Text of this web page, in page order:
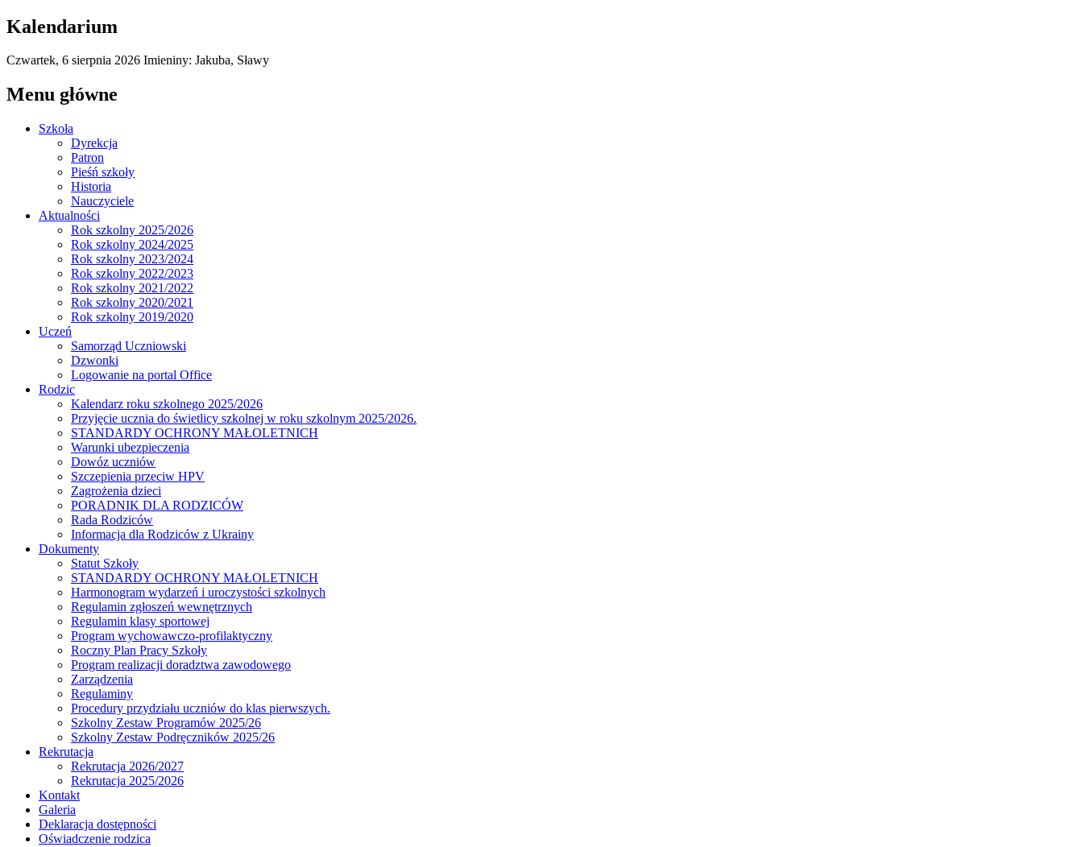
Kalendarium
Czwartek, 6 sierpnia 2026 Imieniny: Jakuba, Sławy
Menu główne
Szkoła
Dyrekcja
Patron
Pieśń szkoły
Historia
Nauczyciele
Aktualności
Rok szkolny 2025/2026
Rok szkolny 2024/2025
Rok szkolny 2023/2024
Rok szkolny 2022/2023
Rok szkolny 2021/2022
Rok szkolny 2020/2021
Rok szkolny 2019/2020
Uczeń
Samorząd Uczniowski
Dzwonki
Logowanie na portal Office
Rodzic
Kalendarz roku szkolnego 2025/2026
Przyjęcie ucznia do świetlicy szkolnej w roku szkolnym 2025/2026.
STANDARDY OCHRONY MAŁOLETNICH
Warunki ubezpieczenia
Dowóz uczniów
Szczepienia przeciw HPV
Zagrożenia dzieci
PORADNIK DLA RODZICÓW
Rada Rodziców
Іnformacja dla Rodziców z Ukrainy
Dokumenty
Statut Szkoły
STANDARDY OCHRONY MAŁOLETNICH
Harmonogram wydarzeń i uroczystości szkolnych
Regulamin zgłoszeń wewnętrznych
Regulamin klasy sportowej
Program wychowawczo-profilaktyczny
Roczny Plan Pracy Szkoły
Program realizacji doradztwa zawodowego
Zarządzenia
Regulaminy
Procedury przydziału uczniów do klas pierwszych.
Szkolny Zestaw Programów 2025/26
Szkolny Zestaw Podręczników 2025/26
Rekrutacja
Rekrutacja 2026/2027
Rekrutacja 2025/2026
Kontakt
Galeria
Deklaracja dostępności
Oświadczenie rodzica